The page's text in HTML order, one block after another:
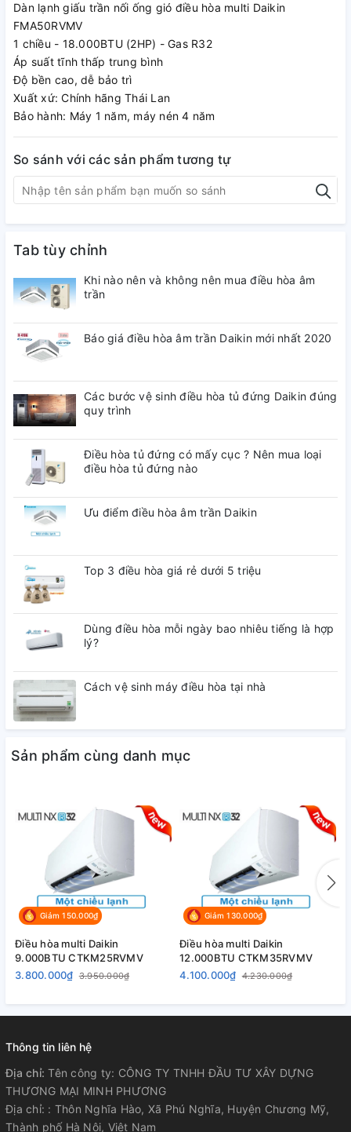
Dàn lạnh giấu trần nối ống gió điều hòa multi Daikin
FMA50RVMV
1 chiều - 18.000BTU (2HP) - Gas R32
Áp suất tĩnh thấp trung bình
Độ bền cao, dễ bảo trì
Xuất xứ: Chính hãng Thái Lan
Bảo hành: Máy 1 năm, máy nén 4 năm
So sánh với các sản phẩm tương tự
Tab tùy chỉnh
Khi nào nên và không nên mua điều hòa âm
trần
Báo giá điều hòa âm trần Daikin mới nhất 2020
Các bước vệ sinh điều hòa tủ đứng Daikin đúng
quy trình
Điều hòa tủ đứng có mấy cục ? Nên mua loại
điều hòa tủ đứng nào
Ưu điểm điều hòa âm trần Daikin
Top 3 điều hòa giá rẻ dưới 5 triệu
Dùng điều hòa mỗi ngày bao nhiêu tiếng là hợp
lý?
Cách vệ sinh máy điều hòa tại nhà
Sản phẩm cùng danh mục
Giảm 150.000₫
Điều hòa multi Daikin
9.000BTU CTKM25RVMV
3.800.000₫ 3.950.000₫
Giảm 130.000₫
Điều hòa multi Daikin
12.000BTU CTKM35RVMV
4.100.000₫ 4.230.000₫
Thông tin liên hệ
Địa chỉ:Tên công ty: CÔNG TY TNHH ĐẦU TƯ XÂY DỰNG
THƯƠNG MẠI MINH PHƯƠNG
Địa chỉ: : Thôn Nghĩa Hào, Xã Phú Nghĩa, Huyện Chương Mỹ,
Thành phố Hà Nội, Việt Nam